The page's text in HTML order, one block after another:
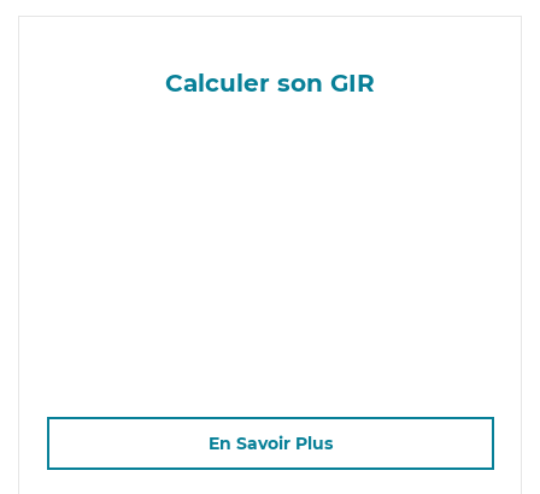
Calculer son GIR
En Savoir Plus